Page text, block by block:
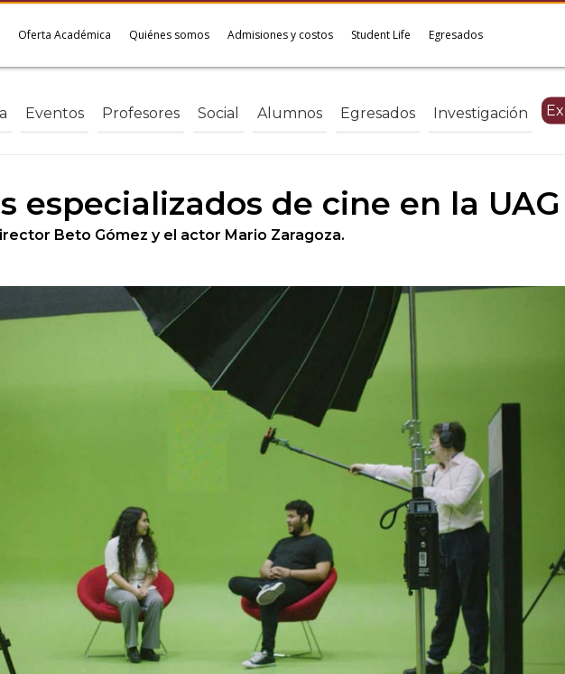
Oferta Académica Quiénes somos Admisiones y costos Student Life Egresados
Eventos Profesores Social Alumnos Egresados Investigación
especializados de cine en la UAG
Beto Gómez y el actor Mario Zaragoza.